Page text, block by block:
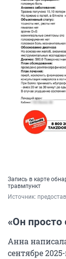
Запись в карте
травмпункт
Источник:
«Он просто
Анна
сентябре